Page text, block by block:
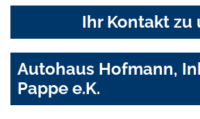
Ihr Kontakt zu
Autohaus Hofmann,
Pappe e.K.